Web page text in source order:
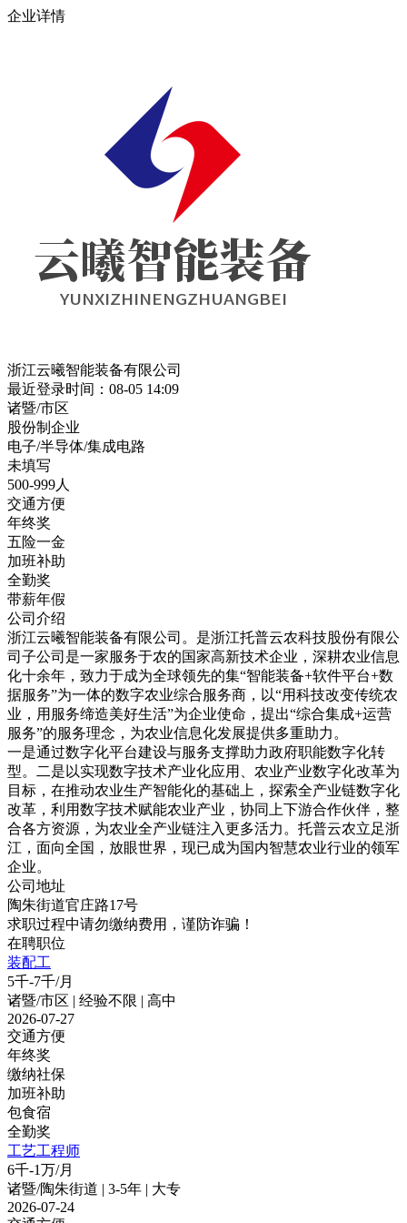
企业详情
浙江云曦智能装备有限公司
最近登录时间：08-05 14:09
诸暨/市区
股份制企业
电子/半导体/集成电路
未填写
500-999人
交通方便
年终奖
五险一金
加班补助
全勤奖
带薪年假
公司介绍
浙江云曦智能装备有限公司。是浙江托普云农科技股份有限公
司子公司是一家服务于农的国家高新技术企业，深耕农业信息
化十余年，致力于成为全球领先的集“智能装备+软件平台+数
据服务”为一体的数字农业综合服务商，以“用科技改变传统农
业，用服务缔造美好生活”为企业使命，提出“综合集成+运营
服务”的服务理念，为农业信息化发展提供多重助力。
一是通过数字化平台建设与服务支撑助力政府职能数字化转
型。二是以实现数字技术产业化应用、农业产业数字化改革为
目标，在推动农业生产智能化的基础上，探索全产业链数字化
改革，利用数字技术赋能农业产业，协同上下游合作伙伴，整
合各方资源，为农业全产业链注入更多活力。托普云农立足浙
江，面向全国，放眼世界，现已成为国内智慧农业行业的领军
企业。
公司地址
陶朱街道官庄路17号
求职过程中请勿缴纳费用，谨防诈骗！
在聘职位
装配工
5千-7千/月
诸暨/市区 | 经验不限 | 高中
2026-07-27
交通方便
年终奖
缴纳社保
加班补助
包食宿
全勤奖
工艺工程师
6千-1万/月
诸暨/陶朱街道 | 3-5年 | 大专
2026-07-24